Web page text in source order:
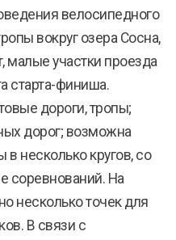
велосипедного
вокруг озера Сосна,
участки проезда
старта-финиша.
дороги, тропы;
дорог; возможна
несколько кругов, со
соревнований. На
несколько точек для
В связи с